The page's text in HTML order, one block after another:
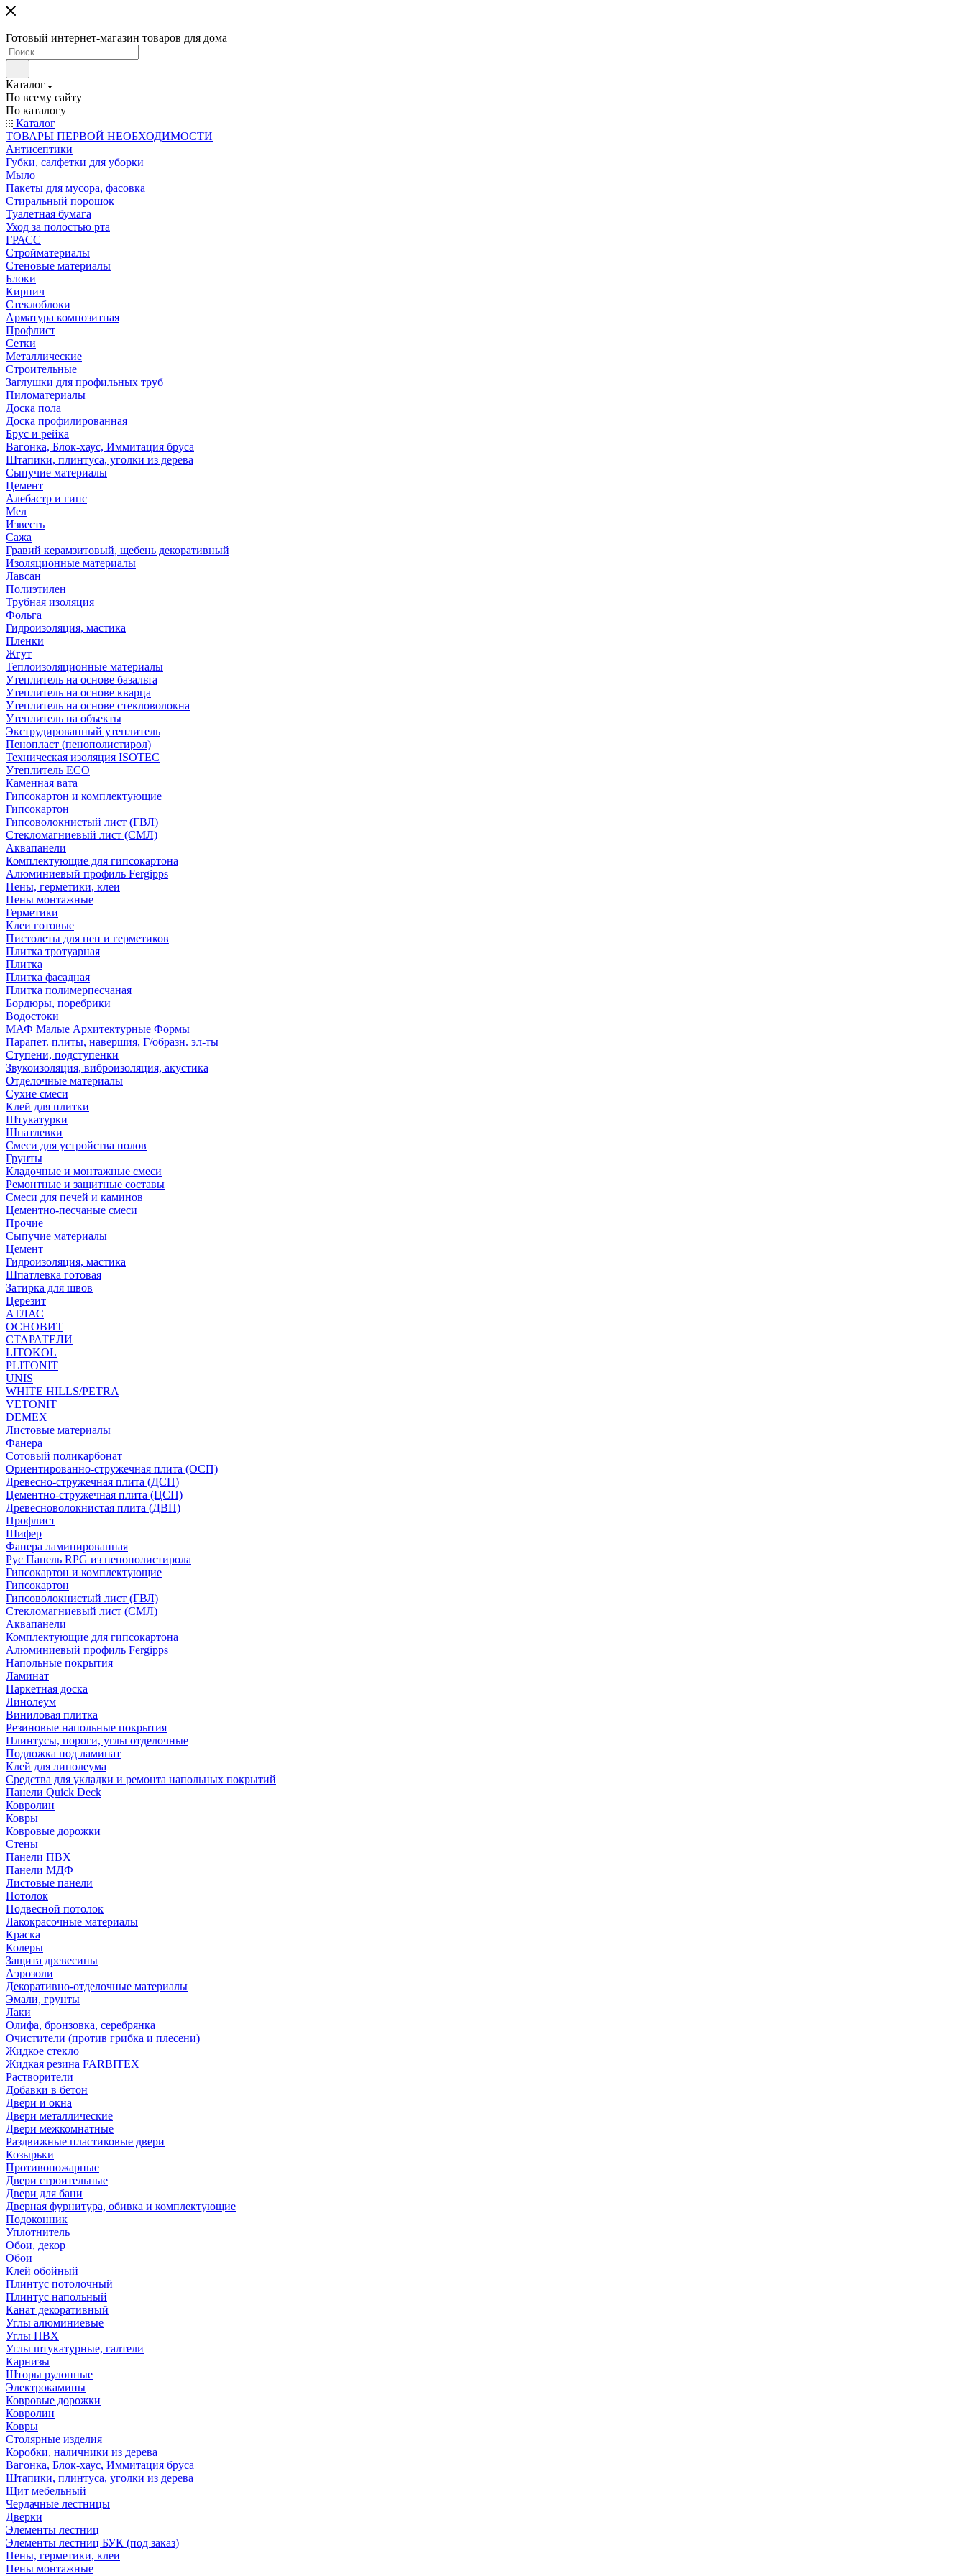
Готовый интернет-магазин товаров для дома
Каталог
По всему сайту
По каталогу
Каталог
ТОВАРЫ ПЕРВОЙ НЕОБХОДИМОСТИ
Антисептики
Губки, салфетки для уборки
Мыло
Пакеты для мусора, фасовка
Стиральный порошок
Туалетная бумага
Уход за полостью рта
ГРАСС
Стройматериалы
Стеновые материалы
Блоки
Кирпич
Стеклоблоки
Арматура композитная
Профлист
Сетки
Металлические
Строительные
Заглушки для профильных труб
Пиломатериалы
Доска пола
Доска профилированная
Брус и рейка
Вагонка, Блок-хаус, Иммитация бруса
Штапики, плинтуса, уголки из дерева
Сыпучие материалы
Цемент
Алебастр и гипс
Мел
Известь
Сажа
Гравий керамзитовый, щебень декоративный
Изоляционные материалы
Лавсан
Полиэтилен
Трубная изоляция
Фольга
Гидроизоляция, мастика
Пленки
Жгут
Теплоизоляционные материалы
Утеплитель на основе базальта
Утеплитель на основе кварца
Утеплитель на основе стекловолокна
Утеплитель на объекты
Экструдированный утеплитель
Пенопласт (пенополистирол)
Техническая изоляция ISOTEC
Утеплитель ECO
Каменная вата
Гипсокартон и комплектующие
Гипсокартон
Гипсоволокнистый лист (ГВЛ)
Стекломагниевый лист (СМЛ)
Аквапанели
Комплектующие для гипсокартона
Алюминиевый профиль Fergipps
Пены, герметики, клеи
Пены монтажные
Герметики
Клеи готовые
Пистолеты для пен и герметиков
Плитка тротуарная
Плитка
Плитка фасадная
Плитка полимерпесчаная
Бордюры, поребрики
Водостоки
МАФ Малые Архитектурные Формы
Парапет. плиты, навершия, Г/образн. эл-ты
Ступени, подступенки
Звукоизоляция, виброизоляция, акустика
Отделочные материалы
Сухие смеси
Клей для плитки
Штукатурки
Шпатлевки
Смеси для устройства полов
Грунты
Кладочные и монтажные смеси
Ремонтные и защитные составы
Смеси для печей и каминов
Цементно-песчаные смеси
Прочие
Сыпучие материалы
Цемент
Гидроизоляция, мастика
Шпатлевка готовая
Затирка для швов
Церезит
АТЛАС
ОСНОВИТ
СТАРАТЕЛИ
LITOKOL
PLITONIT
UNIS
WHITE HILLS/PETRA
VETONIT
DEMEX
Листовые материалы
Фанера
Сотовый поликарбонат
Ориентированно-стружечная плита (ОСП)
Древесно-стружечная плита (ДСП)
Цементно-стружечная плита (ЦСП)
Древесноволокнистая плита (ДВП)
Профлист
Шифер
Фанера ламинированная
Рус Панель RPG из пенополистирола
Гипсокартон и комплектующие
Гипсокартон
Гипсоволокнистый лист (ГВЛ)
Стекломагниевый лист (СМЛ)
Аквапанели
Комплектующие для гипсокартона
Алюминиевый профиль Fergipps
Напольные покрытия
Ламинат
Паркетная доска
Линолеум
Виниловая плитка
Резиновые напольные покрытия
Плинтусы, пороги, углы отделочные
Подложка под ламинат
Клей для линолеума
Средства для укладки и ремонта напольных покрытий
Панели Quick Deck
Ковролин
Ковры
Ковровые дорожки
Стены
Панели ПВХ
Панели МДФ
Листовые панели
Потолок
Подвесной потолок
Лакокрасочные материалы
Краска
Колеры
Защита древесины
Аэрозоли
Декоративно-отделочные материалы
Эмали, грунты
Лаки
Олифа, бронзовка, серебрянка
Очистители (против грибка и плесени)
Жидкое стекло
Жидкая резина FARBITEX
Растворители
Добавки в бетон
Двери и окна
Двери металлические
Двери межкомнатные
Раздвижные пластиковые двери
Козырьки
Противопожарные
Двери строительные
Двери для бани
Дверная фурнитура, обивка и комплектующие
Подоконник
Уплотнитель
Обои, декор
Обои
Клей обойный
Плинтус потолочный
Плинтус напольный
Канат декоративный
Углы алюминиевые
Углы ПВХ
Углы штукатурные, галтели
Карнизы
Шторы рулонные
Электрокамины
Ковровые дорожки
Ковролин
Ковры
Столярные изделия
Коробки, наличники из дерева
Вагонка, Блок-хаус, Иммитация бруса
Штапики, плинтуса, уголки из дерева
Щит мебельный
Чердачные лестницы
Дверки
Элементы лестниц
Элементы лестниц БУК (под заказ)
Пены, герметики, клеи
Пены монтажные